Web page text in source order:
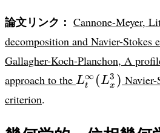
論文リンク： Cannone-Meyer,
decomposition and Navier-Stokes
Gallagher-Koch-Planchon, A
approach to the Lt
∞ (Lx
3 )
criterion.